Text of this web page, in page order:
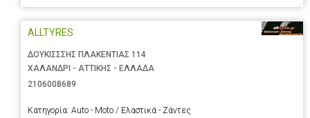
ALLTYRES
ΔΟΥΚΙΣΣΣΗΣ ΠΛΑΚΕΝΤΙΑΣ 114
ΧΑΛΑΝΔΡΙ - ΑΤΤΙΚΗΣ - ΕΛΛΑΔΑ
2106008689
Κατηγορία: Auto - Moto / Ελαστικά - Ζάντες